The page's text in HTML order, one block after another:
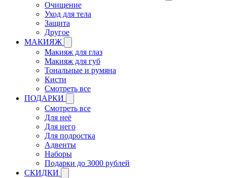
Очищение
Уход для тела
Защита
Другое
МАКИЯЖ
Макияж для глаз
Макияж для губ
Тональные и румяна
Кисти
Смотреть все
ПОДАРКИ
Смотреть все
Для неё
Для него
Для подростка
Адвенты
Наборы
Подарки до 3000 рублей
СКИДКИ